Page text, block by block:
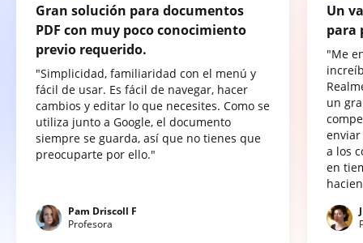
Gran solución para documentos
PDF con muy poco conocimiento
previo requerido.
"Simplicidad, familiaridad con el menú y
fácil de usar. Es fácil de navegar, hacer
cambios y editar lo que necesites. Como se
utiliza junto a Google, el documento
siempre se guarda, así que no tienes que
preocuparte por ello."
Pam Driscoll F
Profesora
Un
para
"Me
un
a los
en